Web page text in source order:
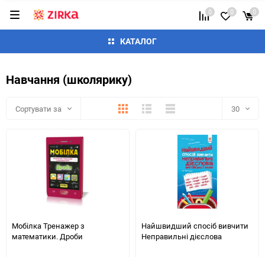
КАТАЛОГ
0 0 0
Навчання (школярику)
Сортувати за ПлиткаДетальноСписок 30
Мобілка Тренажер з
математики. Дроби
Найшвидший спосіб вивчити
Неправильні дієслова